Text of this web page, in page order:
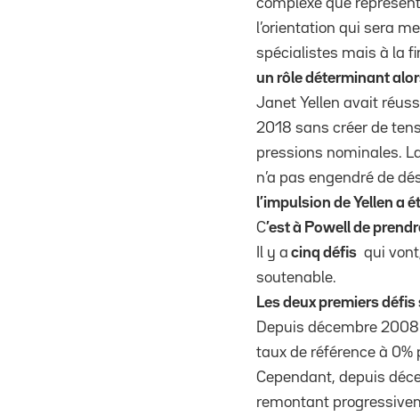
complexe que
l’orientation qui sera
spécialistes mais à la
un rôle déterminant
Janet Yellen avait
2018 sans créer de
pressions nominales.
n’a pas engendré de
l’impulsion de Yellen a
C’est à Powell de
Il y a cinq défis qui
soutenable.
Les deux premiers
Depuis décembre
taux de référence à 0%
Cependant, depuis
remontant